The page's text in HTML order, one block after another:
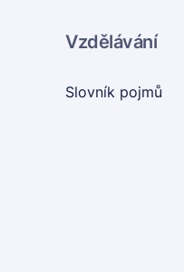
Vzdělávání
Slovník pojmů